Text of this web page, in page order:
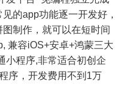
的app功能逐一开发好，
制作，就可以在短时间
兼容iOS+安卓+鸿蒙三大
小程序,非常适合初创企
序，开发费用不到1万